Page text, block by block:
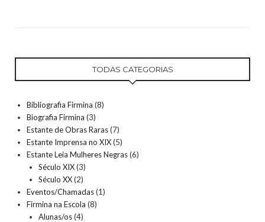
TODAS CATEGORIAS
Bibliografia Firmina (8)
Biografia Firmina (3)
Estante de Obras Raras(7)
Estante Imprensa no XIX(5)
Estante Leia Mulheres Negras(6)
Século XIX(3)
Século XX(2)
Eventos/Chamadas(1)
Firmina na Escola (8)
Alunas/os(4)